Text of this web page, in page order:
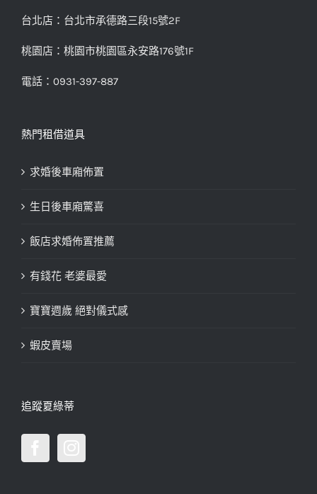
台北店：台北市承德路三段15號2F
桃園店：桃園市桃園區永安路176號1F
電話：0931-397-887
熱門租借道具
求婚後車廂佈置
生日後車廂驚喜
飯店求婚佈置推薦
有錢花 老婆最愛
寶寶週歲 絕對儀式感
蝦皮賣場
追蹤夏綠蒂